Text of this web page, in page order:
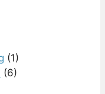
(1)
(6)